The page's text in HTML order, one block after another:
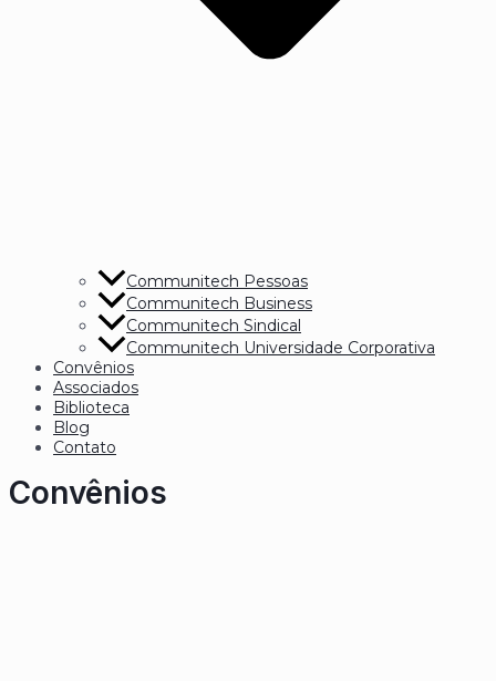
Communitech Pessoas
Communitech Business
Communitech Sindical
Communitech Universidade Corporativa
Convênios
Associados
Biblioteca
Blog
Contato
Convênios